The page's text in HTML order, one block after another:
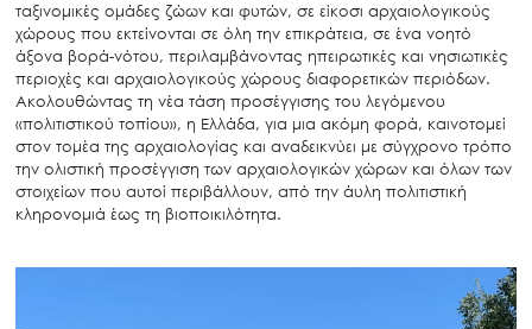
ταξινομικές ομάδες ζώων και φυτών, σε είκοσι αρχαιολογικούς
χώρους που εκτείνονται σε όλη την επικράτεια, σε ένα νοητό
άξονα βορά-νότου, περιλαμβάνοντας ηπειρωτικές και νησιωτικές
περιοχές και αρχαιολογικούς χώρους διαφορετικών περιόδων.
Ακολουθώντας τη νέα τάση προσέγγισης του λεγόμενου
«πολιτιστικού τοπίου», η Ελλάδα, για μια ακόμη φορά, καινοτομεί
στον τομέα της αρχαιολογίας και αναδεικνύει με σύγχρονο τρόπο
την ολιστική προσέγγιση των αρχαιολογικών χώρων και όλων των
στοιχείων που αυτοί περιβάλλουν, από την άυλη πολιτιστική
κληρονομιά έως τη βιοποικιλότητα.